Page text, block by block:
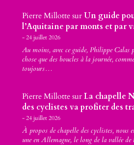
Pierre MillottesurUn guide
l’Aquitaine par monts et par
24 juillet 2026
Au moins, avec ce guide, Philippe Calas
chose que des boucles à la journée,
toujours…
Pierre MillottesurLa chapelle
des cyclistes va profiter des
24 juillet 2026
À propos de chapelle des cyclistes, nous
une en Allemagne, le long de la vallée